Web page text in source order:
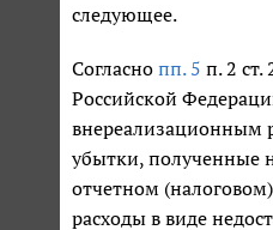
следующее.
Согласно пп. 5 п. 2 ст.
Российской
внереализационным
убытки, полученные
отчетном
расходы в виде